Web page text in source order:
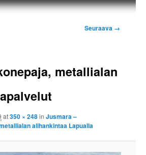
Seuraava →
metallialan
at350 × 248in Jusmara –
alihankintaa Lapualla